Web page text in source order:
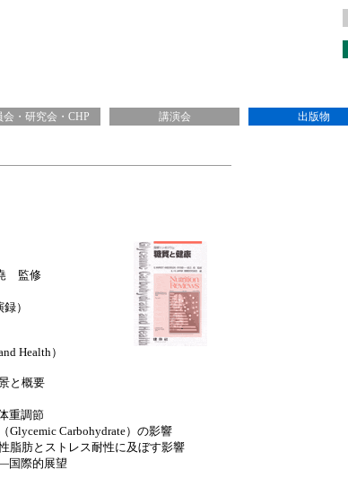
会・研究会・CHP 講演会 出版物
監修
）
Health）
と概要
重調節
Glycemic Carbohydrate）の影響
脂肪とストレス耐性に及ぼす影響
国際的展望